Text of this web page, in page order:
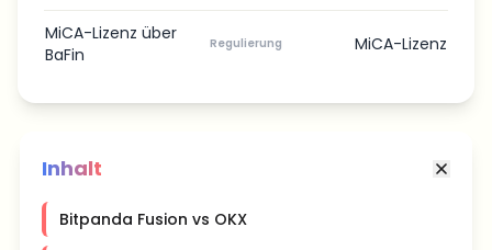
MiCA-Lizenz über
BaFin
Regulierung MiCA-Lizenz
Inhalt
Bitpanda Fusion vs OKX